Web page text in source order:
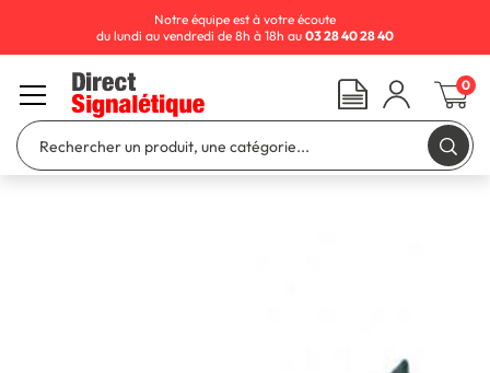
Notre équipe est à votre écoute
du lundi au vendredi de 8h à 18h au 03 28 40 28 40
0